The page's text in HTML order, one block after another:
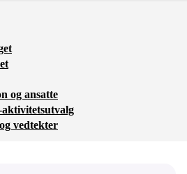
og ansatte
vedtekter